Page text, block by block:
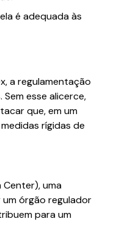
é adequada às
a regulamentação
esse alicerce,
que, em um
rígidas de
Center), uma
órgão regulador
para um